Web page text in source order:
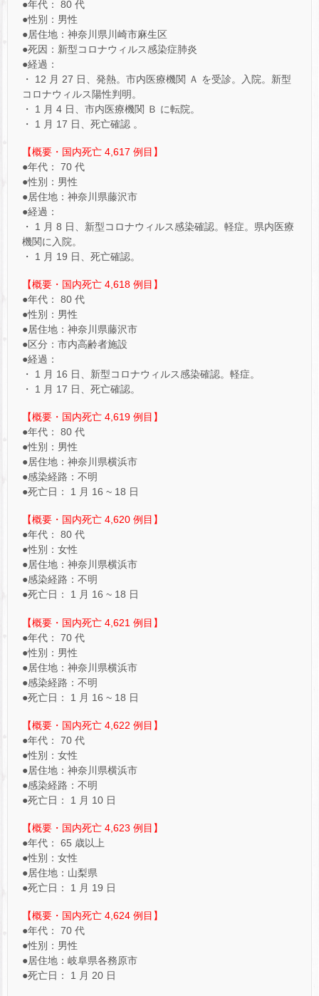
●年代： 80 代
●性別：男性
●居住地：神奈川県川崎市麻生区
●死因：新型コロナウィルス感染症肺炎
●経過：
・ 12 月 27 日、発熱。市内医療機関 Ａ を受診。入院。新型
コロナウィルス陽性判明。
・ 1 月 4 日、市内医療機関 Ｂ に転院。
・ 1 月 17 日、死亡確認 。
【概要・国内死亡 4,617 例目】
●年代： 70 代
●性別：男性
●居住地：神奈川県藤沢市
●経過：
・ 1 月 8 日、新型コロナウィルス感染確認。軽症。県内医療
機関に入院。
・ 1 月 19 日、死亡確認。
【概要・国内死亡 4,618 例目】
●年代： 80 代
●性別：男性
●居住地：神奈川県藤沢市
●区分：市内高齢者施設
●経過：
・ 1 月 16 日、新型コロナウィルス感染確認。軽症。
・ 1 月 17 日、死亡確認。
【概要・国内死亡 4,619 例目】
●年代： 80 代
●性別：男性
●居住地：神奈川県横浜市
●感染経路：不明
●死亡日： 1 月 16 ~ 18 日
【概要・国内死亡 4,620 例目】
●年代： 80 代
●性別：女性
●居住地：神奈川県横浜市
●感染経路：不明
●死亡日： 1 月 16 ~ 18 日
【概要・国内死亡 4,621 例目】
●年代： 70 代
●性別：男性
●居住地：神奈川県横浜市
●感染経路：不明
●死亡日： 1 月 16 ~ 18 日
【概要・国内死亡 4,622 例目】
●年代： 70 代
●性別：女性
●居住地：神奈川県横浜市
●感染経路：不明
●死亡日： 1 月 10 日
【概要・国内死亡 4,623 例目】
●年代： 65 歳以上
●性別：女性
●居住地：山梨県
●死亡日： 1 月 19 日
【概要・国内死亡 4,624 例目】
●年代： 70 代
●性別：男性
●居住地：岐阜県各務原市
●死亡日： 1 月 20 日